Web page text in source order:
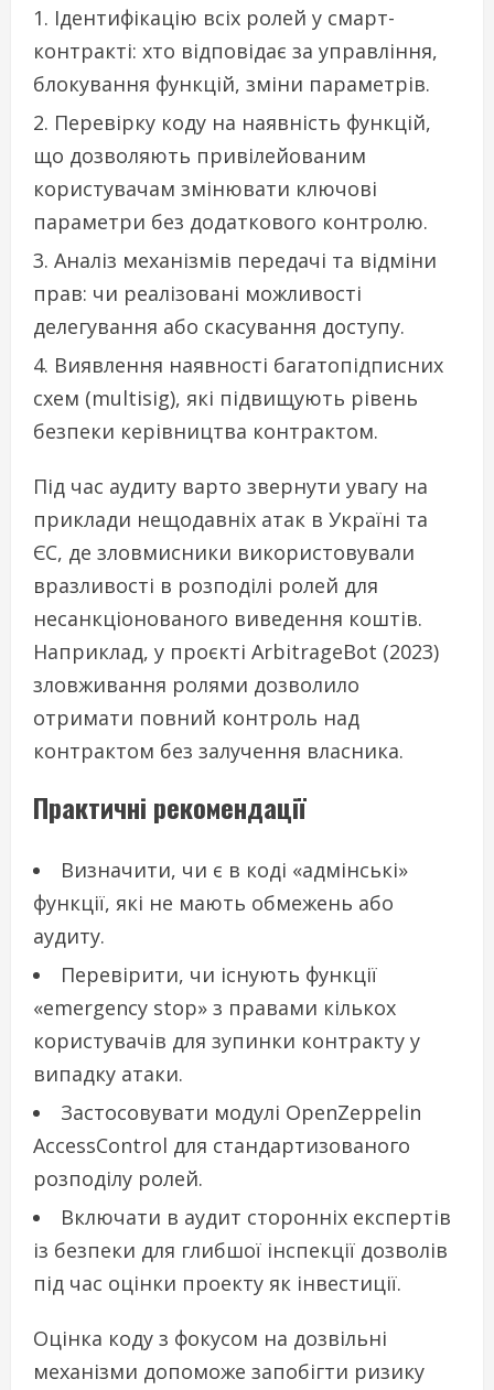
Ідентифікацію всіх ролей у смарт-
контракті: хто відповідає за управління,
блокування функцій, зміни параметрів.
Перевірку коду на наявність функцій,
що дозволяють привілейованим
користувачам змінювати ключові
параметри без додаткового контролю.
Аналіз механізмів передачі та відміни
прав: чи реалізовані можливості
делегування або скасування доступу.
Виявлення наявності багатопідписних
схем (multisig), які підвищують рівень
безпеки керівництва контрактом.
Під час аудиту варто звернути увагу на
приклади нещодавніх атак в Україні та
ЄС, де зловмисники використовували
вразливості в розподілі ролей для
несанкціонованого виведення коштів.
Наприклад, у проєкті ArbitrageBot (2023)
зловживання ролями дозволило
отримати повний контроль над
контрактом без залучення власника.
Практичні рекомендації
Визначити, чи є в коді «адмінські»
функції, які не мають обмежень або
аудиту.
Перевірити, чи існують функції
«emergency stop» з правами кількох
користувачів для зупинки контракту у
випадку атаки.
Застосовувати модулі OpenZeppelin
AccessControl для стандартизованого
розподілу ролей.
Включати в аудит сторонніх експертів
із безпеки для глибшої інспекції дозволів
під час оцінки проекту як інвестиції.
Оцінка коду з фокусом на дозвільні
механізми допоможе запобігти ризику